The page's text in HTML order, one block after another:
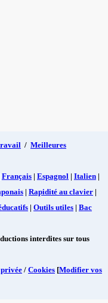
/ Meilleures
Français | Espagnol | Italien |
| Rapidité au clavier |
| Outils utiles | Bac
interdites sur tous
privée / Cookies [Modifier vos